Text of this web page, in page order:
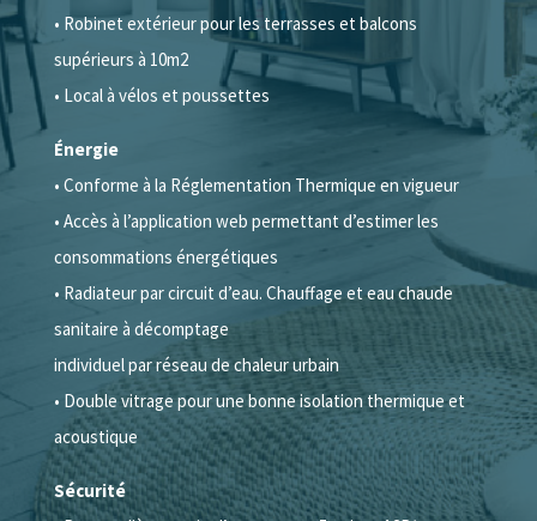
• Robinet extérieur pour les terrasses et balcons
supérieurs à 10m2
• Local à vélos et poussettes
Énergie
• Conforme à la Réglementation Thermique en vigueur
• Accès à l’application web permettant d’estimer les
consommations énergétiques
• Radiateur par circuit d’eau. Chauffage et eau chaude
sanitaire à décomptage
individuel par réseau de chaleur urbain
• Double vitrage pour une bonne isolation thermique et
acoustique
Sécurité